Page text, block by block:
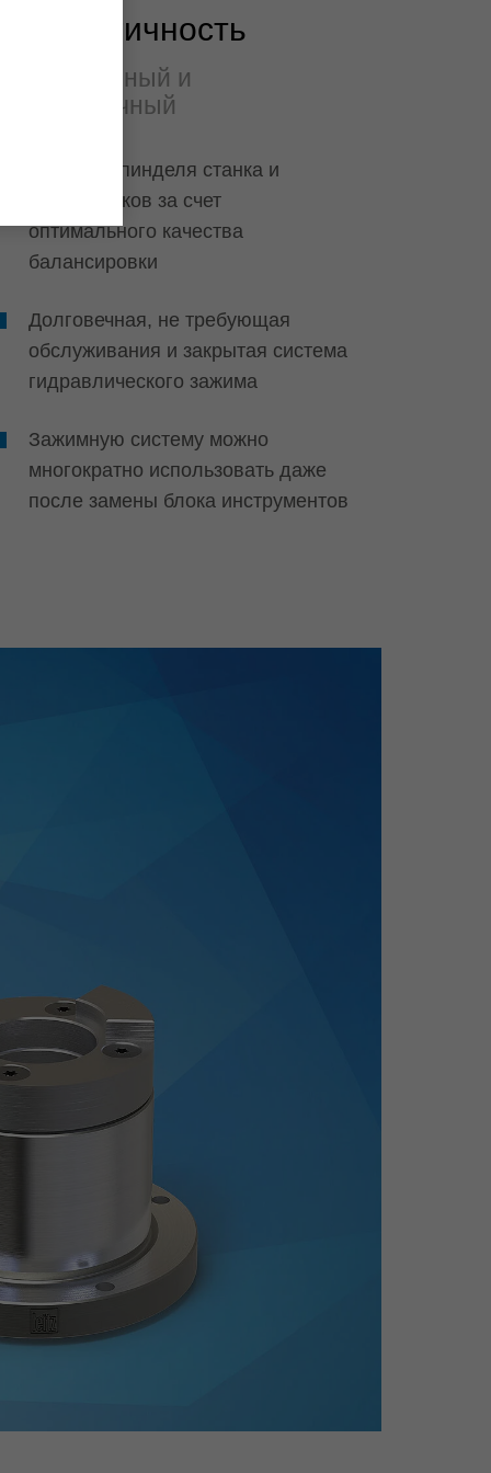
Экологичность
Долговечный и
экономичный
Защита шпинделя станка и
подшипников за счет
оптимального качества
балансировки
Долговечная, не требующая
обслуживания и закрытая система
гидравлического зажима
Зажимную систему можно
многократно использовать даже
после замены блока инструментов